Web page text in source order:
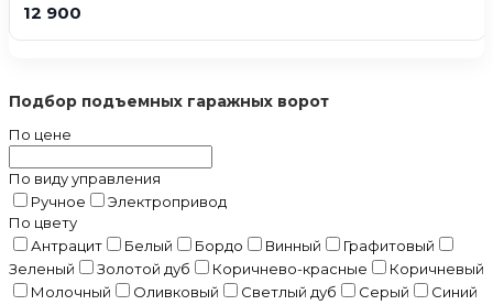
12 900
Подбор подъемных гаражных ворот
По цене
По виду управления
Ручное
Электропривод
По цвету
Антрацит
Белый Бордо Винный
Графитовый
Зеленый
Золотой дуб Коричнево-красные
Коричневый
Молочный
Оливковый Светлый дуб Серый
Синий